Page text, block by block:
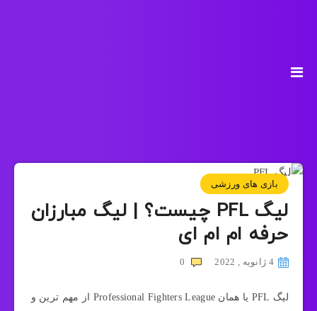
بازی های ورزشی
لیگ PFL چیست؟ | لیگ مبارزان
حرفه ام ام ای
4 ژانویه , 2022 0
لیگ PFL یا همان Professional Fighters League از مهم ترین و